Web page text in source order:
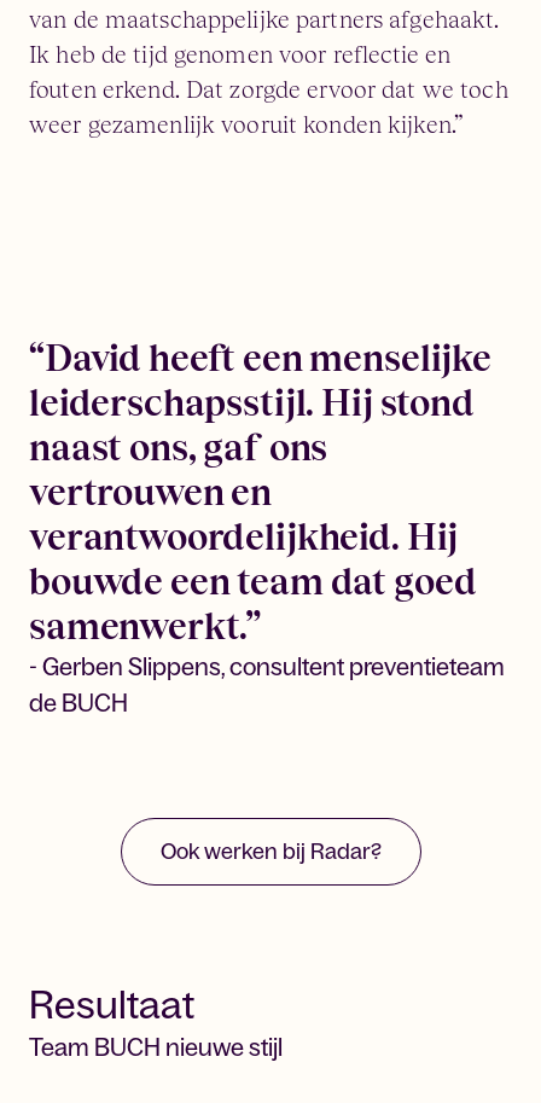
van de maatschappelijke partners afgehaakt.
Ik heb de tijd genomen voor reflectie en
fouten erkend. Dat zorgde ervoor dat we toch
weer gezamenlijk vooruit konden kijken.”
“David heeft een menselijke
leiderschapsstijl. Hij stond
naast ons, gaf ons
vertrouwen en
verantwoordelijkheid. Hij
bouwde een team dat goed
samenwerkt.”
- Gerben Slippens, consultent preventieteam
de BUCH
Ook werken bij Radar?
Resultaat
Team BUCH nieuwe stijl